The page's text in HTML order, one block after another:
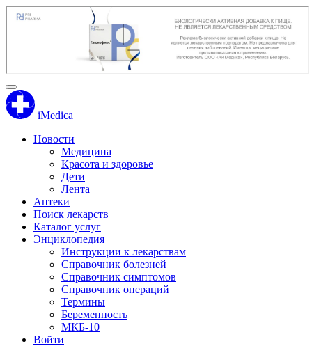
iMedica
Новости
Медицина
Красота и здоровье
Дети
Лента
Аптеки
Поиск лекарств
Каталог услуг
Энциклопедия
Инструкции к лекарствам
Справочник болезней
Справочник симптомов
Справочник операций
Термины
Беременность
МКБ-10
Войти